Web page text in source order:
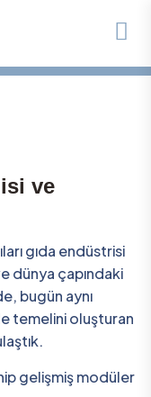
ve
gıda endüstrisi
dünya çapındaki
bugün aynı
temelini oluşturan
gelişmiş modüler